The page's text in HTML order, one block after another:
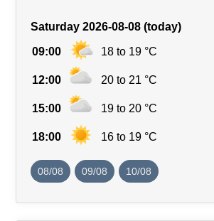
Saturday 2026-08-08 (today)
09:00 18 to 19 °C
12:00 20 to 21 °C
15:00 19 to 20 °C
18:00 16 to 19 °C
08/08 09/08 10/08